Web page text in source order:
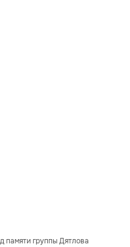
памяти группы Дятлова